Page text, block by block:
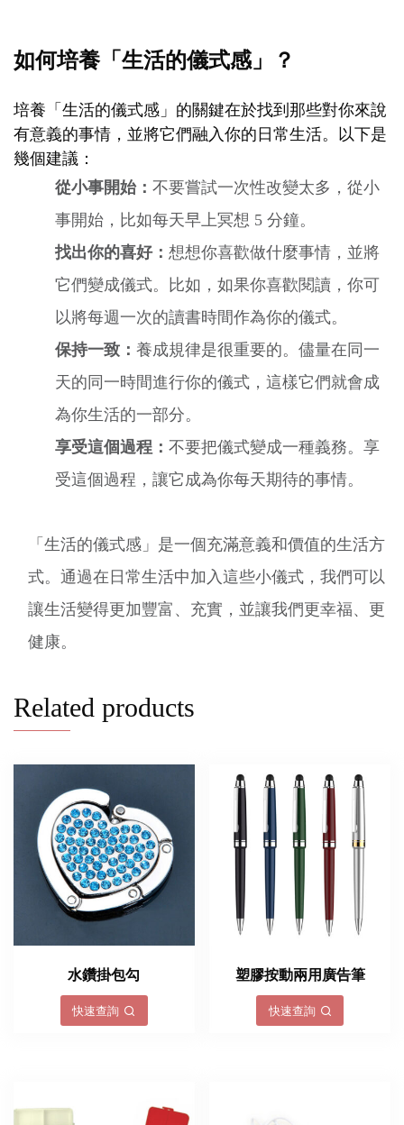
如何培養「生活的儀式感」？
培養「生活的儀式感」的關鍵在於找到那些對你來說
有意義的事情，並將它們融入你的日常生活。以下是
幾個建議：
從小事開始： 不要嘗試一次性改變太多，從小
事開始，比如每天早上冥想 5 分鐘。
找出你的喜好： 想想你喜歡做什麼事情，並將
它們變成儀式。比如，如果你喜歡閱讀，你可
以將每週一次的讀書時間作為你的儀式。
保持一致： 養成規律是很重要的。儘量在同一
天的同一時間進行你的儀式，這樣它們就會成
為你生活的一部分。
享受這個過程： 不要把儀式變成一種義務。享
受這個過程，讓它成為你每天期待的事情。
「生活的儀式感」是一個充滿意義和價值的生活方
式。通過在日常生活中加入這些小儀式，我們可以
讓生活變得更加豐富、充實，並讓我們更幸福、更
健康。
Related products
水鑽掛包勾
快速查詢
塑膠按動兩用廣告筆
快速查詢